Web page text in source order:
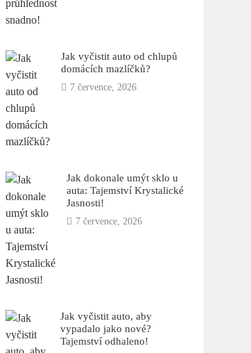
Jak vyčistit auto od chlupů
domácích mazlíčků?
7 července, 2026
Jak dokonale umýt sklo u
auta: Tajemství Krystalické
Jasnosti!
7 července, 2026
Jak vyčistit auto, aby
vypadalo jako nové?
Tajemství odhaleno!